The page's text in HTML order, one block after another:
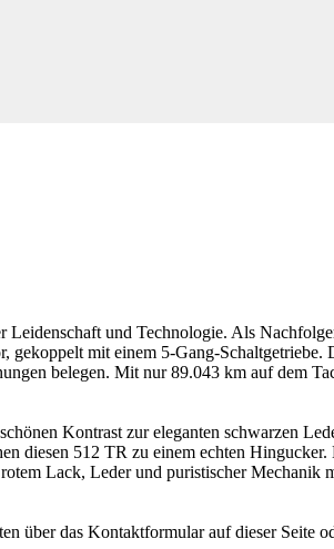
und Technologie. Als
mit einem 5-Gang-Schaltgetriebe.
belegen. Mit nur 89.043 km auf dem
Kontrast zur eleganten schwarzen
diesen 512 TR zu einem echten
Lack, Leder und puristischer Mechanik
über das Kontaktformular auf dieser Seite